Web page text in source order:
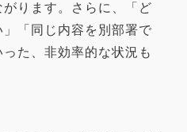
ります。さらに、「ど
「同じ内容を別部署で
た、非効率的な状況も